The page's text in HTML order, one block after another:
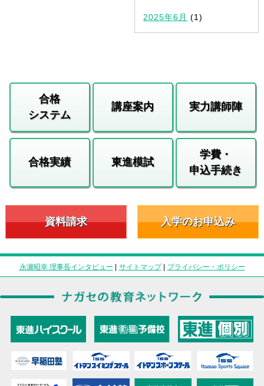
2025年6月 (1)
合格
システム
講座案内 実力講師陣
合格実績 東進模試
学費・
申込手続き
資料請求 入学のお申込み
永瀬昭幸 理事長インタビュー | サイトマップ| プライバシー・ポリシー